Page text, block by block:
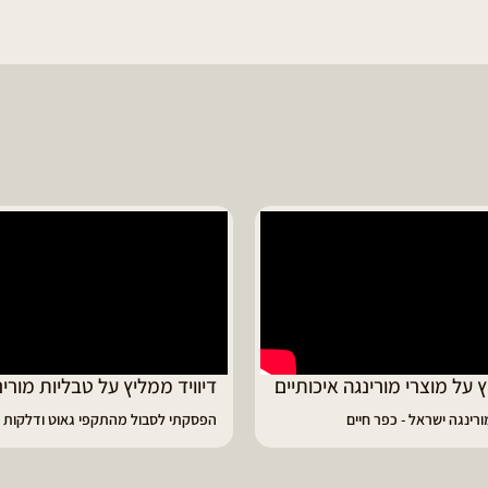
ממליץ על טבליות מורינגה
לסבול מהתקפי גאוט ודלקות
מוריה ממליצה
פיתרון מעולה לאמהות ולחיזוק הגוף